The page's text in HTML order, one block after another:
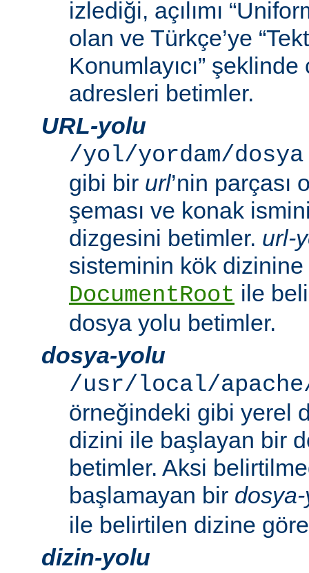
izlediği, açılımı
olan ve Türkçe’ye
Konumlayıcı”
adresleri betimler.
URL-yolu
/yol/yordam/
gibi bir url’nin parçası
şeması ve konak
dizgesini betimler. url-
sisteminin kök
DocumentRoot ile
dosya yolu betimler.
dosya-yolu
/usr/local/
örneğindeki gibi yerel
dizini ile başlayan bir
betimler. Aksi
başlamayan bir
ile belirtilen dizine göre
dizin-yolu